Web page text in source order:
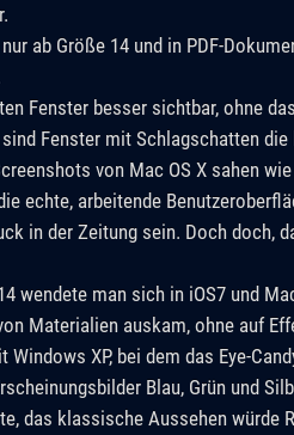
ab Größe 14 und in PDF-
Fenster besser sichtbar, ohne
Fenster mit Schlagschatten
von Mac OS X sahen
echte, arbeitende
in der Zeitung sein. Doch
wendete man sich in iOS7 und
Materialien auskam, ohne auf
XP, bei dem das Eye-
Blau, Grün und
das klassische Aussehen würde